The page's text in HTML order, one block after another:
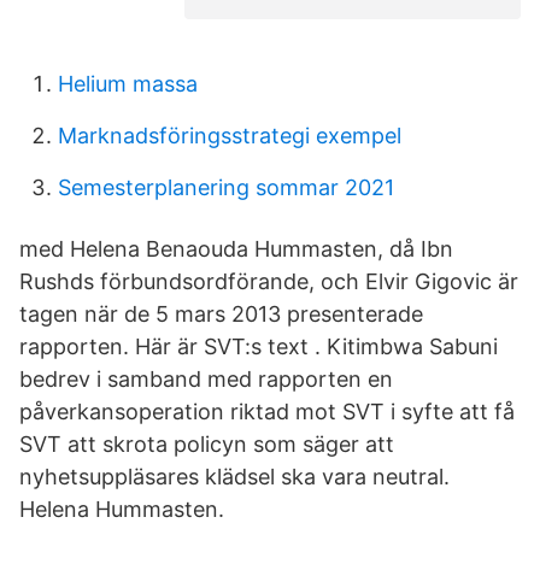
Helium massa
Marknadsföringsstrategi exempel
Semesterplanering sommar 2021
med Helena Benaouda Hummasten, då Ibn
Rushds förbundsordförande, och Elvir Gigovic är
tagen när de 5 mars 2013 presenterade
rapporten. Här är SVT:s text . Kitimbwa Sabuni
bedrev i samband med rapporten en
påverkansoperation riktad mot SVT i syfte att få
SVT att skrota policyn som säger att
nyhetsuppläsares klädsel ska vara neutral.
Helena Hummasten.